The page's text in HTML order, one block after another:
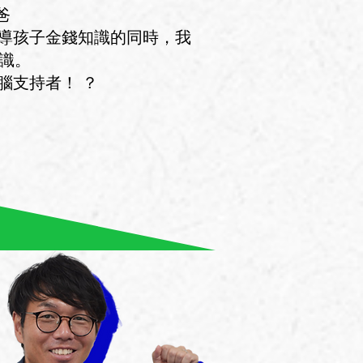
孩子金錢知識的同時，我
。
支持者！ ？